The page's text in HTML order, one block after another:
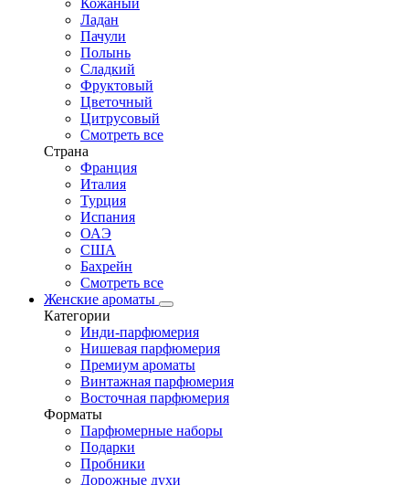
Кожаный
Ладан
Пачули
Полынь
Сладкий
Фруктовый
Цветочный
Цитрусовый
Смотреть все
Страна
Франция
Италия
Турция
Испания
ОАЭ
США
Бахрейн
Смотреть все
Женские ароматы
Категории
Инди-парфюмерия
Нишевая парфюмерия
Премиум ароматы
Винтажная парфюмерия
Восточная парфюмерия
Форматы
Парфюмерные наборы
Подарки
Пробники
Дорожные духи